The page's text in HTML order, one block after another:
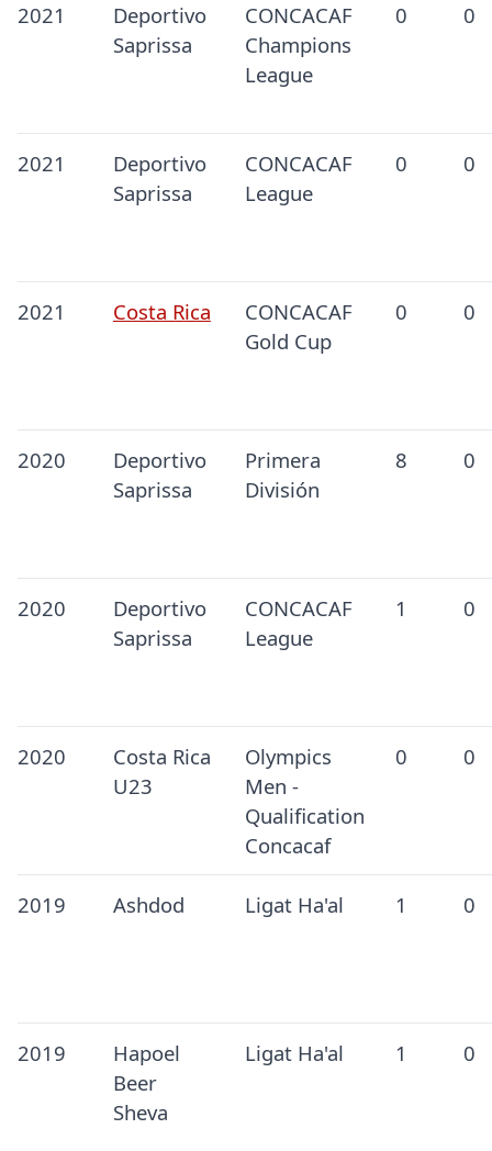
2021
Deportivo
Saprissa
CONCACAF
Champions
League
0 0
2021
Deportivo
Saprissa
CONCACAF
League
0 0
2021 Costa Rica
CONCACAF
Gold Cup
0 0
2020
Deportivo
Saprissa
Primera
División
8 0
2020
Deportivo
Saprissa
CONCACAF
League
1 0
2020
Costa Rica
U23
Olympics
Men -
Qualification
Concacaf
0 0
2019 Ashdod Ligat Ha'al 1 0
2019
Hapoel
Beer
Sheva
Ligat Ha'al 1 0